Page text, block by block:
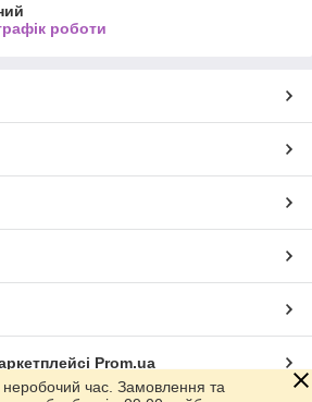
роботи
Prom.ua
неробочий час. Замовлення та